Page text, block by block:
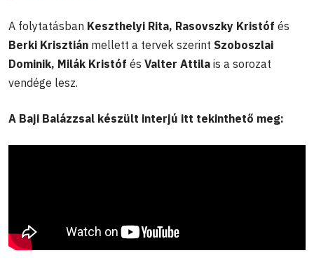
A folytatásban Keszthelyi Rita, Rasovszky Kristóf és
Berki Krisztián mellett a tervek szerint Szoboszlai
Dominik, Milák Kristóf és Valter Attila is a sorozat
vendége lesz.
A Baji Balázzsal készült interjú itt tekinthető meg: